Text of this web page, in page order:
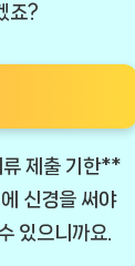
죠?
류 제출 기한**
신경을 써야
있으니까요.